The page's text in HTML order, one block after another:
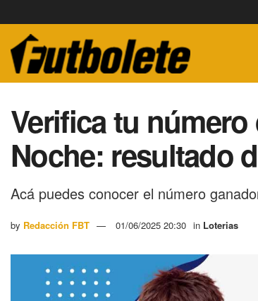
Verifica tu
Noche: resultado
Acá puedes conocer el número
by Redacción FBT 01/06/2025 20:30 in Loterias